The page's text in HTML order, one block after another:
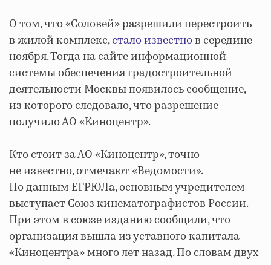
О том, что «Соловей» разрешили перестроить
в жилой комплекс,стало известнов середине
ноября. Тогда на сайте информационной
системы обеспечения градостроительной
деятельности Москвы появилось сообщение,
из которого следовало, что разрешение
получило АО «Киноцентр».
Кто стоит за АО «Киноцентр», точно
не известно, отмечают «Ведомости».
По данным ЕГРЮЛа, основным учредителем
выступает Союз кинематографистов России.
При этом в союзе изданию сообщили, что
организация вышла из уставного капитала
«Киноцентра» много лет назад. По словам двух